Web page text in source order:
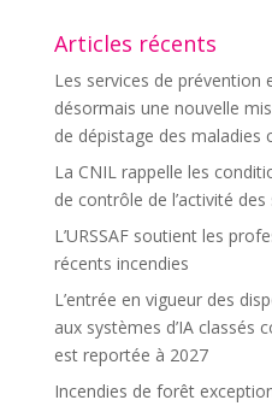
Articles récents
Les services de
désormais une nouvelle
de dépistage des maladies
La CNIL rappelle les
de contrôle de l’activité des
L’URSSAF soutient les
récents incendies
L’entrée en vigueur des
aux systèmes d’IA classés
est reportée à 2027
Incendies de forêt